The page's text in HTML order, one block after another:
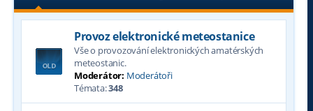
Provoz elektronické meteostanice
Vše o provozování elektronických amatérských
meteostanic.
Moderátor: Moderátoři
Témata:348